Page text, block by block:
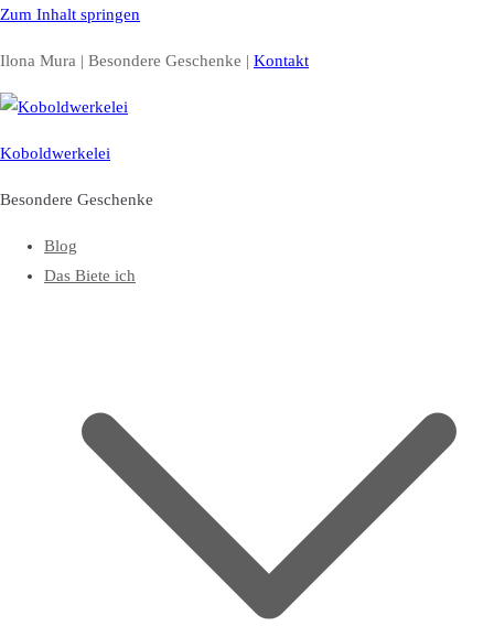
Zum Inhalt springen
Ilona Mura | Besondere Geschenke | Kontakt
Koboldwerkelei
Besondere Geschenke
Blog
Das Biete ich